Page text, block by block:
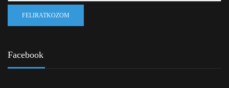
Facebook